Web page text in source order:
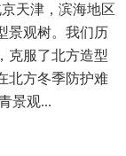
天津，滨海地区
景观树。我们历
克服了北方造型
北方冬季防护难
景观...